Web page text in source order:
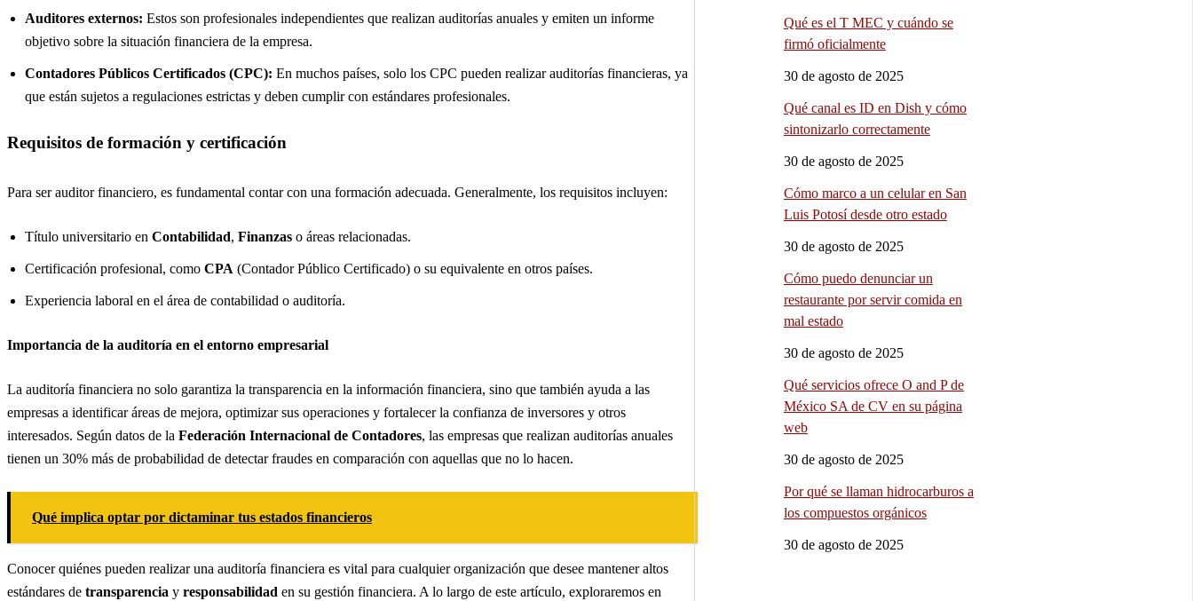
Auditores externos: Estos son profesionales independientes que realizan auditorías anuales y emiten un informe
objetivo sobre la situación financiera de la empresa.
Contadores Públicos Certificados (CPC): En muchos países, solo los CPC pueden realizar auditorías financieras, ya
que están sujetos a regulaciones estrictas y deben cumplir con estándares profesionales.
Requisitos de formación y certificación
Para ser auditor financiero, es fundamental contar con una formación adecuada. Generalmente, los requisitos incluyen:
Título universitario en Contabilidad, Finanzas o áreas relacionadas.
Certificación profesional, como CPA (Contador Público Certificado) o su equivalente en otros países.
Experiencia laboral en el área de contabilidad o auditoría.
Importancia de la auditoría en el entorno empresarial
La auditoría financiera no solo garantiza la transparencia en la información financiera, sino que también ayuda a las
empresas a identificar áreas de mejora, optimizar sus operaciones y fortalecer la confianza de inversores y otros
interesados. Según datos de la Federación Internacional de Contadores, las empresas que realizan auditorías anuales
tienen un 30% más de probabilidad de detectar fraudes en comparación con aquellas que no lo hacen.
Qué implica optar por dictaminar tus estados financieros
Conocer quiénes pueden realizar una auditoría financiera es vital para cualquier organización que desee mantener altos
estándares de transparencia y responsabilidad en su gestión financiera. A lo largo de este artículo, exploraremos en
Qué es el T MEC y cuándo se
firmó oficialmente
30 de agosto de 2025
Qué canal es ID en Dish y cómo
sintonizarlo correctamente
30 de agosto de 2025
Cómo marco a un celular en San
Luis Potosí desde otro estado
30 de agosto de 2025
Cómo puedo denunciar un
restaurante por servir comida en
mal estado
30 de agosto de 2025
Qué servicios ofrece O and P de
México SA de CV en su página
web
30 de agosto de 2025
Por qué se llaman hidrocarburos a
los compuestos orgánicos
30 de agosto de 2025